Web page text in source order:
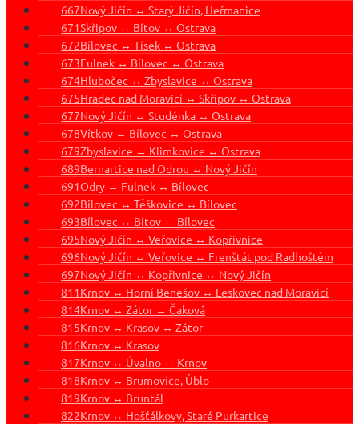
667Nový Jičín ↔ Starý Jičín, Heřmanice
671Skřipov ↔ Bítov ↔ Ostrava
672Bílovec ↔ Tísek ↔ Ostrava
673Fulnek ↔ Bílovec ↔ Ostrava
674Hlubočec ↔ Zbyslavice ↔ Ostrava
675Hradec nad Moravicí ↔ Skřipov ↔ Ostrava
677Nový Jičín ↔ Studénka ↔ Ostrava
678Vítkov ↔ Bílovec ↔ Ostrava
679Zbyslavice ↔ Klimkovice ↔ Ostrava
689Bernartice nad Odrou ↔ Nový Jičín
691Odry ↔ Fulnek ↔ Bílovec
692Bílovec ↔ Těškovice ↔ Bílovec
693Bílovec ↔ Bítov ↔ Bílovec
695Nový Jičín ↔ Veřovice ↔ Kopřivnice
696Nový Jičín ↔ Veřovice ↔ Frenštát pod Radhoštěm
697Nový Jičín ↔ Kopřivnice ↔ Nový Jičín
811Krnov ↔ Horní Benešov ↔ Leskovec nad Moravicí
814Krnov ↔ Zátor ↔ Čaková
815Krnov ↔ Krasov ↔ Zátor
816Krnov ↔ Krasov
817Krnov ↔ Úvalno ↔ Krnov
818Krnov ↔ Brumovice, Úblo
819Krnov ↔ Bruntál
822Krnov ↔ Hošťálkovy, Staré Purkartice